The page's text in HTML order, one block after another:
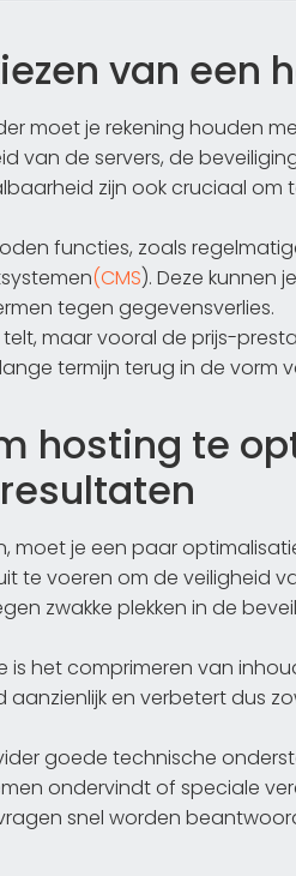
van een
moet je rekening houden
van de servers, de
zijn ook cruciaal om
functies, zoals
(CMS). Deze kunnen
tegen gegevensverlies.
maar vooral de prijs-
termijn terug in de vorm
hosting te
moet je een paar
te voeren om de veiligheid
zwakke plekken in de
is het comprimeren van
en verbetert dus
goede technische
ondervindt of speciale
snel worden